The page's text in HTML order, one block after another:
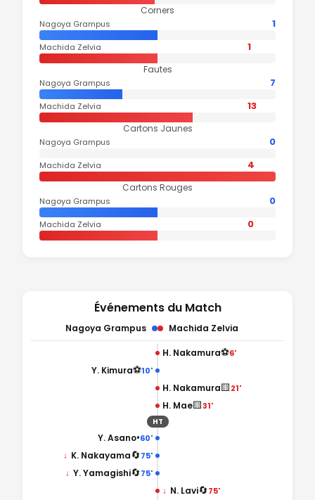
Corners
Nagoya Grampus 1
Machida Zelvia 1
Fautes
Nagoya Grampus 7
Machida Zelvia 13
Cartons Jaunes
Nagoya Grampus 0
Machida Zelvia 4
Cartons Rouges
Nagoya Grampus 0
Machida Zelvia 0
Événements du Match
Nagoya Grampus Machida Zelvia
H. Nakamura⚽6'
10'
⚽
Y. Kimura
H. Nakamura🟨21'
H. Mae🟨31'
HT
60'
•
Y. Asano
75'
🔄
↓ K. Nakayama
75'
🔄
↓ Y. Yamagishi
↓ N. Lavi🔄75'